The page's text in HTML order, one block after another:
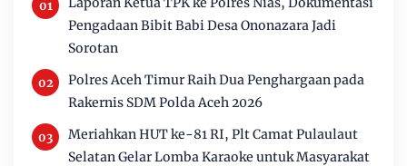
Pengadaan Bibit Babi Desa Ononazara Jadi
Sorotan
Polres Aceh Timur Raih Dua Penghargaan pada
Rakernis SDM Polda Aceh 2026
Meriahkan HUT ke-81 RI, Plt Camat Pulaulaut
Selatan Gelar Lomba Karaoke untuk Masyarakat